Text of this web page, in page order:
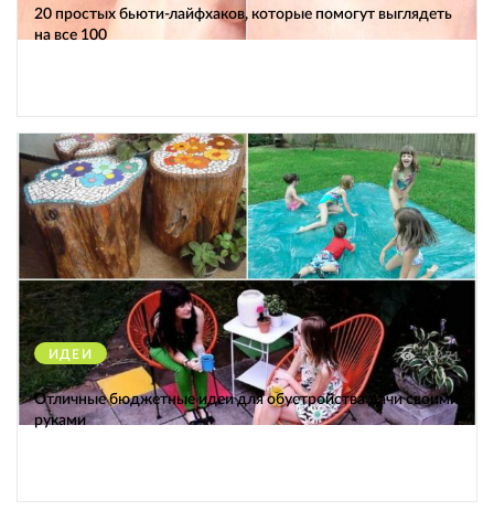
20 простых бьюти-лайфхаков, которые помогут выглядеть
на все 100
ИДЕИ 38471
Отличные бюджетные идеи для обустройства дачи своими
руками